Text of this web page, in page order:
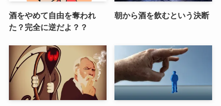
酒をやめて自由を奪われ
た？完全に逆だよ？？
朝から酒を飲むという決断